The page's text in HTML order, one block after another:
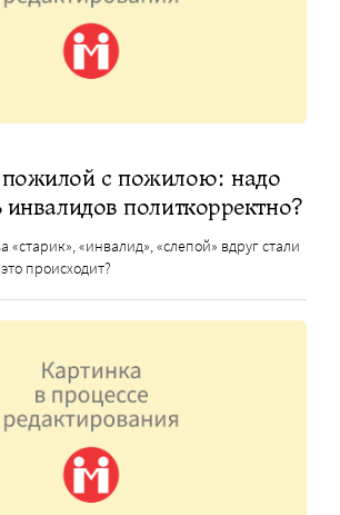
с пожилою: надо
политкорректно?
«старик», «инвалид», «слепой» вдруг стали
происходит?